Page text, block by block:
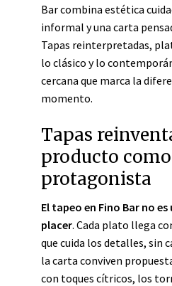
Bar combina estética
informal y una carta
Tapas reinterpretadas,
lo clásico y lo
cercana que marca la
momento.
Tapas
producto como
protagonista
El tapeo en Fino Bar no
placer. Cada plato llega
que cuida los detalles, sin
la carta conviven
con toques cítricos, los